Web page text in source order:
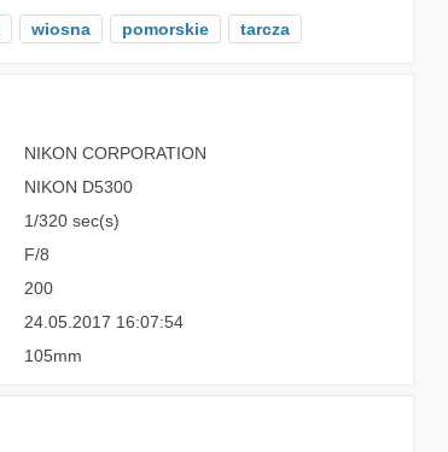
wiosna pomorskie tarcza
NIKON CORPORATION
NIKON D5300
1/320 sec(s)
F/8
200
24.05.2017 16:07:54
105mm